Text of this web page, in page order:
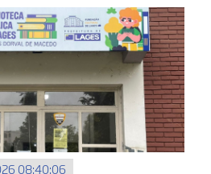
08:40:06